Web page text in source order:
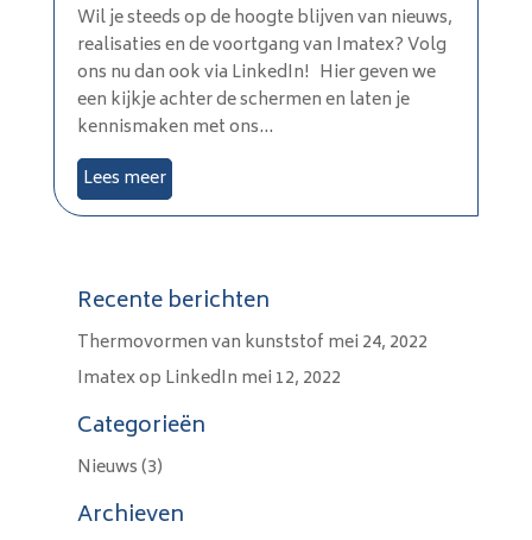
Wil je steeds op de hoogte blijven van nieuws,
realisaties en de voortgang van Imatex? Volg
ons nu dan ook via LinkedIn! Hier geven we
een kijkje achter de schermen en laten je
kennismaken met ons...
Lees meer
Recente berichten
Thermovormen van kunststof mei 24, 2022
Imatex op LinkedIn mei 12, 2022
Categorieën
Nieuws(3)
Archieven